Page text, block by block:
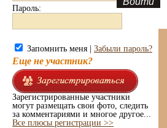
Пароль:
Запомнить меня | Забыли пароль?
Еще не участник?
Зарегистрированные участники
могут размещать свои фото, следить
за комментариями и многое другое...
Все плюсы регистрации >>